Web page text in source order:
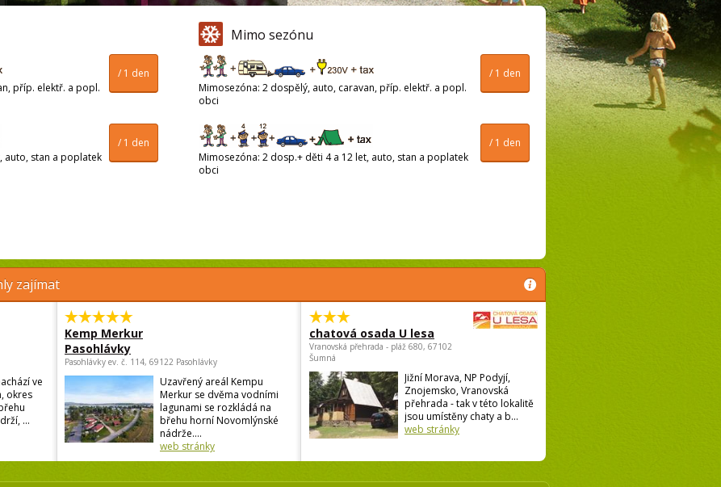
/ 1 den
příp. elektř. a popl.
/ 1 den
auto, stan a poplatek
Mimo sezónu
/ 1 den
Mimosezóna: 2 dospělý, auto, caravan, příp. elektř. a popl.
obci
/ 1 den
Mimosezóna: 2 dosp.+ děti 4 a 12 let, auto, stan a poplatek
obci
zajímat
ve
okres
...
Kemp Merkur
Pasohlávky
Pasohlávky ev. č. 114, 69122 Pasohlávky
Uzavřený areál Kempu
Merkur se dvěma vodními
lagunami se rozkládá na
břehu horní Novomlýnské
nádrže....
web stránky
chatová osada U lesa
Vranovská přehrada - pláž 680, 67102
Šumná
Jižní Morava, NP Podyjí,
Znojemsko, Vranovská
přehrada - tak v této lokalitě
jsou umístěny chaty a b...
web stránky